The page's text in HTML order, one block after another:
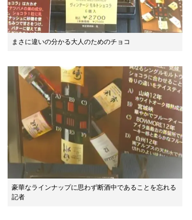
まさに違いの分かる大人のためのチョコ
豪華なラインナップに思わず断酒中であることを忘れる
記者